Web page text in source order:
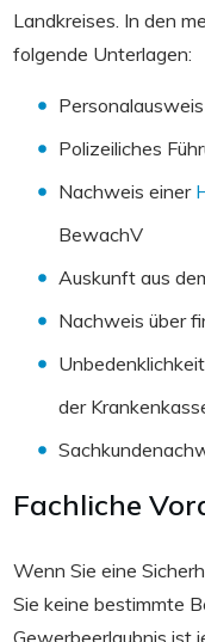
Landkreises. In den
folgende Unterlagen:
Polizeiliches
Nachweis einer
BewachV
Auskunft aus
Nachweis über
der
Fachliche
Wenn Sie eine
Sie keine bestimmte
Gewerbeerlaubnis ist